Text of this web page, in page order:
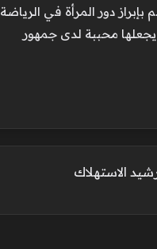
دور المرأة في الرياضة
محببة لدى جمهور
الاستهلاك